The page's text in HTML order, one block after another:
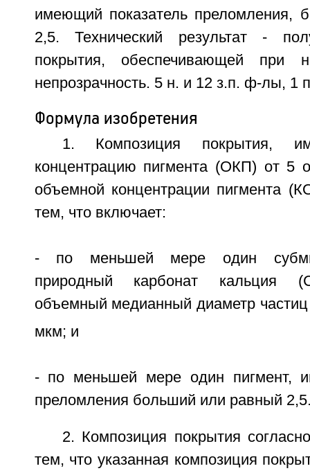
имеющий показатель преломления,
2,5. Технический результат -
покрытия, обеспечивающей при
непрозрачность. 5 н. и 12 з.п. ф-лы, 1
Формула изобретения
1. Композиция покрытия,
концентрацию пигмента (ОКП) от 5
объемной концентрации пигмента
тем, что включает:
- по меньшей мере один
природный карбонат кальция
объемный медианный диаметр
мкм; и
- по меньшей мере один пигмент,
преломления больший или равный
2. Композиция покрытия
тем, что указанная композиция